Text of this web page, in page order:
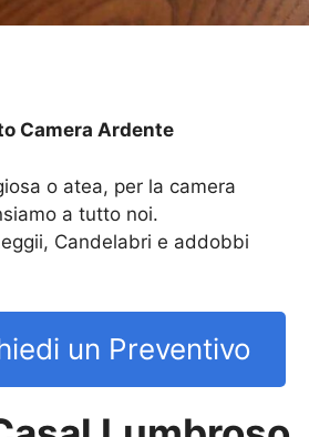
Camera Ardente
o atea, per la camera
a tutto noi.
Candelabri e addobbi
un Preventivo